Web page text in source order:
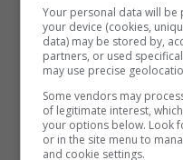
Your personal data will
your device (cookies,
data) may be stored by,
partners, or used
may use precise
Some vendors may
of legitimate interest,
your options below. Look
or in the site menu to
and cookie settings.